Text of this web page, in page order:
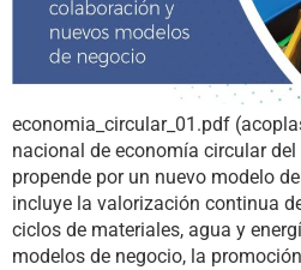
economia_circular_01.pdf
nacional de economía circular del
propende por un nuevo modelo
incluye la valorización continua
ciclos de materiales, agua y
modelos de negocio, la